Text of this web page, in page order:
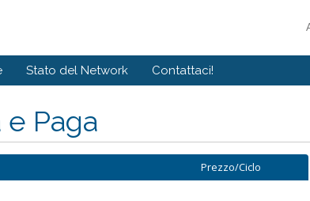
Stato del Network Contattaci!
Paga
Prezzo/Ciclo